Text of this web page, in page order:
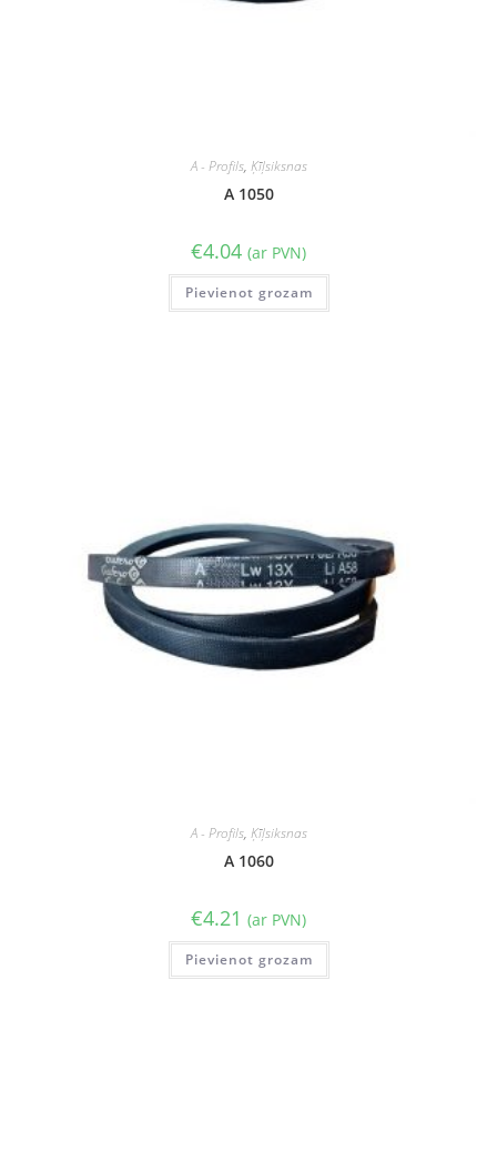
A - Profils, Ķīļsiksnas
A 1050
€4.04 (ar PVN)
Pievienot grozam
A - Profils, Ķīļsiksnas
A 1060
€4.21 (ar PVN)
Pievienot grozam